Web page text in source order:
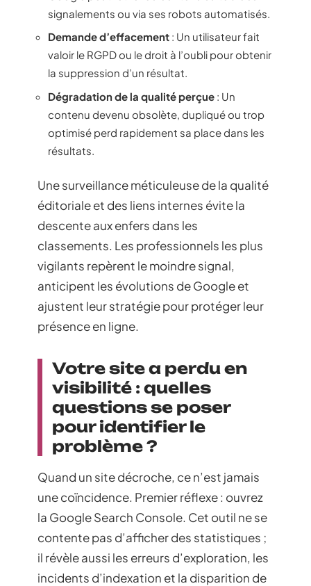
signalements ou via ses robots automatisés.
Demande d’effacement : Un utilisateur fait
valoir le RGPD ou le droit à l’oubli pour obtenir
la suppression d’un résultat.
Dégradation de la qualité perçue : Un
contenu devenu obsolète, dupliqué ou trop
optimisé perd rapidement sa place dans les
résultats.
Une surveillance méticuleuse de la qualité
éditoriale et des liens internes évite la
descente aux enfers dans les
classements. Les professionnels les plus
vigilants repèrent le moindre signal,
anticipent les évolutions de Google et
ajustent leur stratégie pour protéger leur
présence en ligne.
Votre site a perdu en
visibilité : quelles
questions se poser
pour identifier le
problème ?
Quand un site décroche, ce n’est jamais
une coïncidence. Premier réflexe : ouvrez
la Google Search Console. Cet outil ne se
contente pas d’afficher des statistiques ;
il révèle aussi les erreurs d’exploration, les
incidents d’indexation et la disparition de